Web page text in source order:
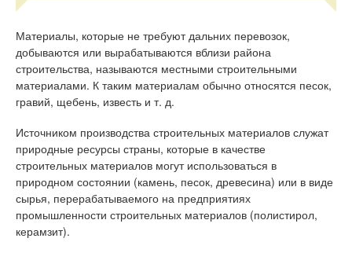
Материалы, которые не требуют дальних перевозок,
добываются или вырабатываются вблизи района
строительства, называются местными строительными
материалами. К таким материалам обычно относятся песок,
гравий, щебень, известь и т. д.
Источником производства строительных материалов служат
природные ресурсы страны, которые в качестве
строительных материалов могут использоваться в
природном состоянии (камень, песок, древесина) или в виде
сырья, перерабатываемого на предприятиях
промышленности строительных материалов (полистирол,
керамзит).